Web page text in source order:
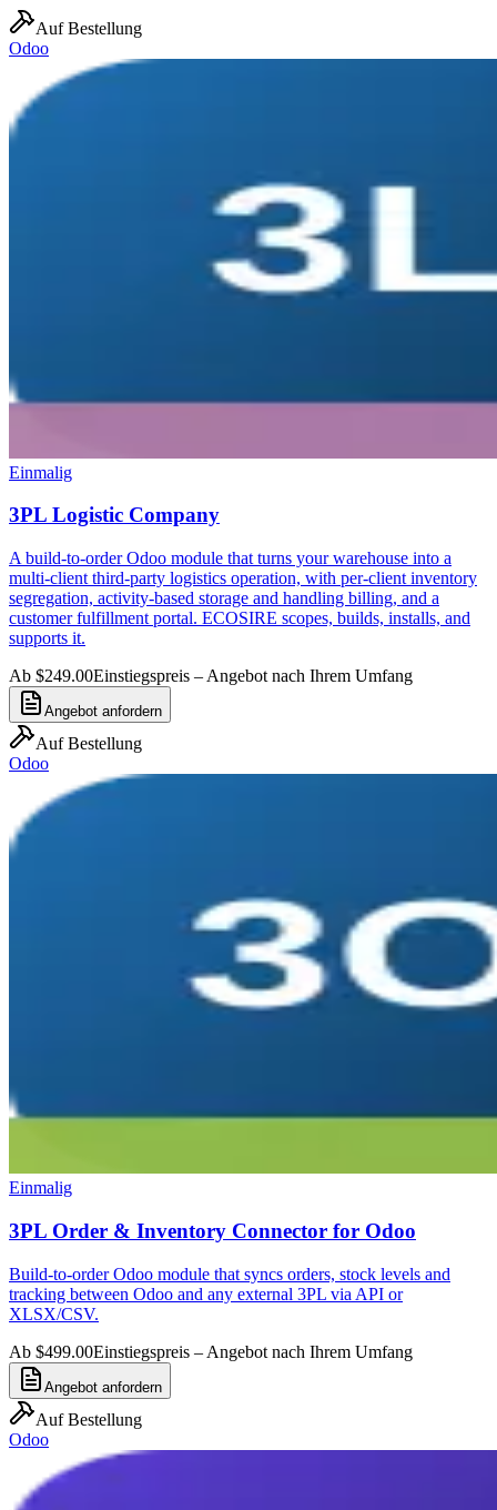
Auf Bestellung
Odoo
Einmalig
3PL Logistic Company
A build-to-order Odoo module that turns your warehouse into a
multi-client third-party logistics operation, with per-client inventory
segregation, activity-based storage and handling billing, and a
customer fulfillment portal. ECOSIRE scopes, builds, installs, and
supports it.
Ab $249.00Einstiegspreis – Angebot nach Ihrem Umfang
Angebot anfordern
Auf Bestellung
Odoo
Einmalig
3PL Order & Inventory Connector for Odoo
Build-to-order Odoo module that syncs orders, stock levels and
tracking between Odoo and any external 3PL via API or
XLSX/CSV.
Ab $499.00Einstiegspreis – Angebot nach Ihrem Umfang
Angebot anfordern
Auf Bestellung
Odoo